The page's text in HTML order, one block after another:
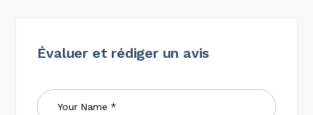
Évaluer et rédiger un avis